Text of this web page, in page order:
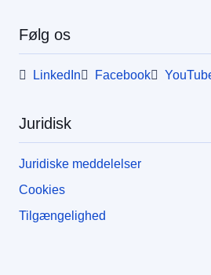
Følg os
LinkedIn Facebook
Juridisk
Juridiske meddelelser
Cookies
Tilgængelighed